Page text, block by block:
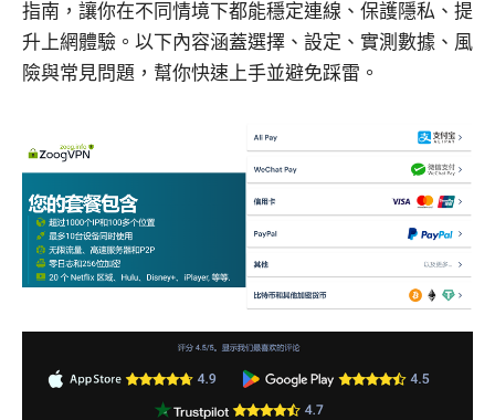
指南，讓你在不同情境下都能穩定連線、保護隱私、提
升上網體驗。以下內容涵蓋選擇、設定、實測數據、風
險與常見問題，幫你快速上手並避免踩雷。